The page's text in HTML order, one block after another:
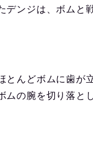
デンジは、ボムと
とんどボムに歯が
ムの腕を切り落と